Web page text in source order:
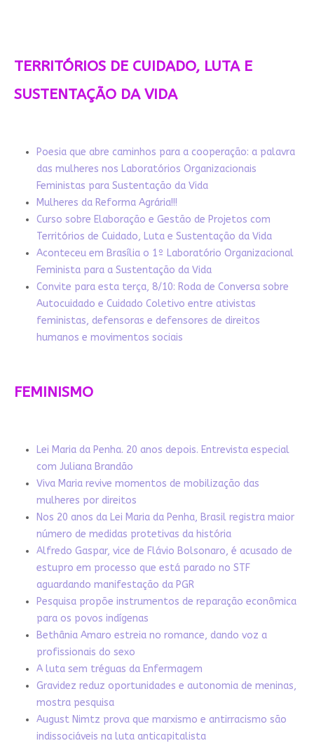
TERRITÓRIOS DE CUIDADO, LUTA E
SUSTENTAÇÃO DA VIDA
Poesia que abre caminhos para a cooperação: a palavra
das mulheres nos Laboratórios Organizacionais
Feministas para Sustentação da Vida
Mulheres da Reforma Agrária!!!
Curso sobre Elaboração e Gestão de Projetos com
Territórios de Cuidado, Luta e Sustentação da Vida
Aconteceu em Brasília o 1º Laboratório Organizacional
Feminista para a Sustentação da Vida
Convite para esta terça, 8/10: Roda de Conversa sobre
Autocuidado e Cuidado Coletivo entre ativistas
feministas, defensoras e defensores de direitos
humanos e movimentos sociais
FEMINISMO
Lei Maria da Penha. 20 anos depois. Entrevista especial
com Juliana Brandão
Viva Maria revive momentos de mobilização das
mulheres por direitos
Nos 20 anos da Lei Maria da Penha, Brasil registra maior
número de medidas protetivas da história
Alfredo Gaspar, vice de Flávio Bolsonaro, é acusado de
estupro em processo que está parado no STF
aguardando manifestação da PGR
Pesquisa propõe instrumentos de reparação econômica
para os povos indígenas
Bethânia Amaro estreia no romance, dando voz a
profissionais do sexo
A luta sem tréguas da Enfermagem
Gravidez reduz oportunidades e autonomia de meninas,
mostra pesquisa
August Nimtz prova que marxismo e antirracismo são
indissociáveis na luta anticapitalista